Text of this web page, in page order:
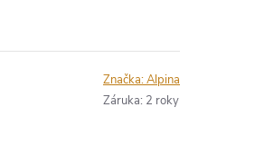
Značka:Alpina
Záruka: 2 roky